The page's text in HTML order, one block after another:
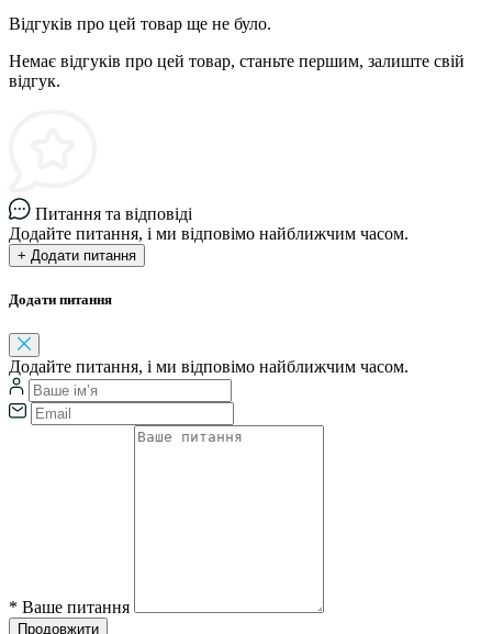
Відгуків про цей товар ще не було.
Немає відгуків про цей товар, станьте першим, залиште свій
відгук.
Питання та відповіді
Додайте питання, і ми відповімо найближчим часом.
+ Додати питання
Додати питання
Додайте питання, і ми відповімо найближчим часом.
* Ваше питання
Продовжити